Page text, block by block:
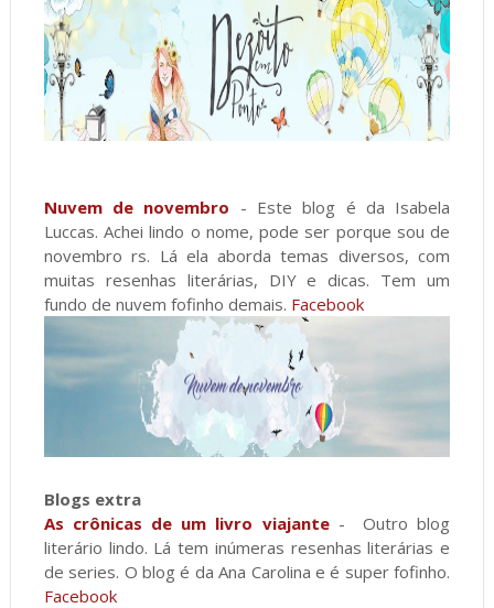
Nuvem de novembro - Este blog é da Isabela
Luccas. Achei lindo o nome, pode ser porque sou de
novembro rs. Lá ela aborda temas diversos, com
muitas resenhas literárias, DIY e dicas. Tem um
fundo de nuvem fofinho demais. Facebook
Blogs extra
As crônicas de um livro viajante- Outro blog
literário lindo. Lá tem inúmeras resenhas literárias e
de series. O blog é da Ana Carolina e é super fofinho.
Facebook